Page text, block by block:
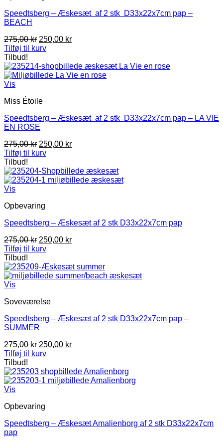
Speedtsberg – Æskesæt af 2 stk D33x22x7cm pap –
BEACH
275,00kr Den
oprindelige
var:
275,00 kr.
250,00 krDen
er:
250,00 kr.
Tilføj til kurv
Tilbud!
Vis
Miss Étoile
Speedtsberg – Æskesæt af 2 stk D33x22x7cm pap – LA VIE
EN ROSE
275,00kr Den
oprindelige
var:
275,00 kr.
250,00 krDen
er:
250,00 kr.
Tilføj til kurv
Tilbud!
Vis
Opbevaring
Speedtsberg – Æskesæt af 2 stk D33x22x7cm pap
275,00kr Den
oprindelige
var:
275,00 kr.
250,00 krDen
er:
250,00 kr.
Tilføj til kurv
Tilbud!
Vis
Soveværelse
Speedtsberg – Æskesæt af 2 stk D33x22x7cm pap –
SUMMER
275,00kr Den
oprindelige
var:
275,00 kr.
250,00 krDen
er:
250,00 kr.
Tilføj til kurv
Tilbud!
Vis
Opbevaring
Speedtsberg – Æskesæt Amalienborg af 2 stk D33x22x7cm
pap